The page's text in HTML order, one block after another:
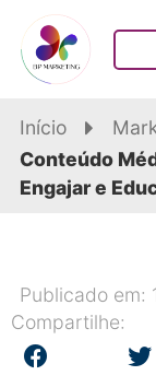
Início
Conteúdo
Engajar e
Publicado em:
Compartilhe: